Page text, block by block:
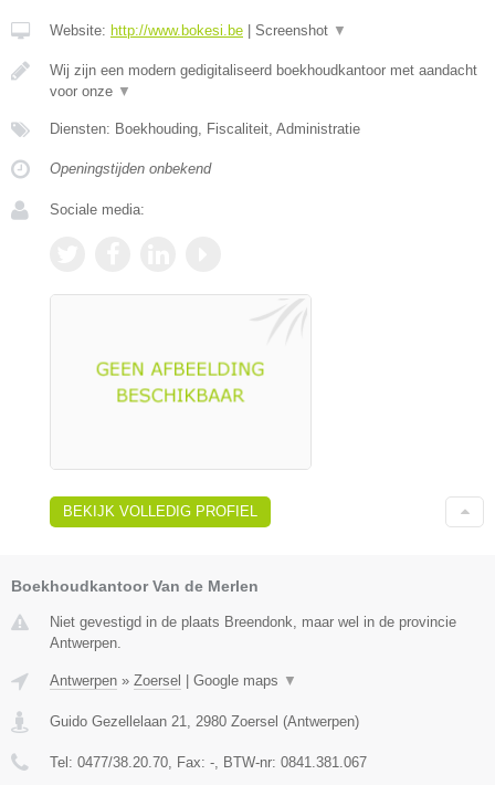
Website: http://www.bokesi.be Screenshot ▼
Wij zijn een modern gedigitaliseerd boekhoudkantoor met aandacht
voor onze ▼
Diensten: Boekhouding, Fiscaliteit, Administratie
Openingstijden onbekend
Sociale media:
BEKIJK VOLLEDIG PROFIEL
Boekhoudkantoor Van de Merlen
Niet gevestigd in de plaats Breendonk, maar wel in de provincie
Antwerpen.
Antwerpen » Zoersel Google maps ▼
Guido Gezellelaan 21, 2980 Zoersel (Antwerpen)
Tel: 0477/38.20.70, Fax: -, BTW-nr: 0841.381.067